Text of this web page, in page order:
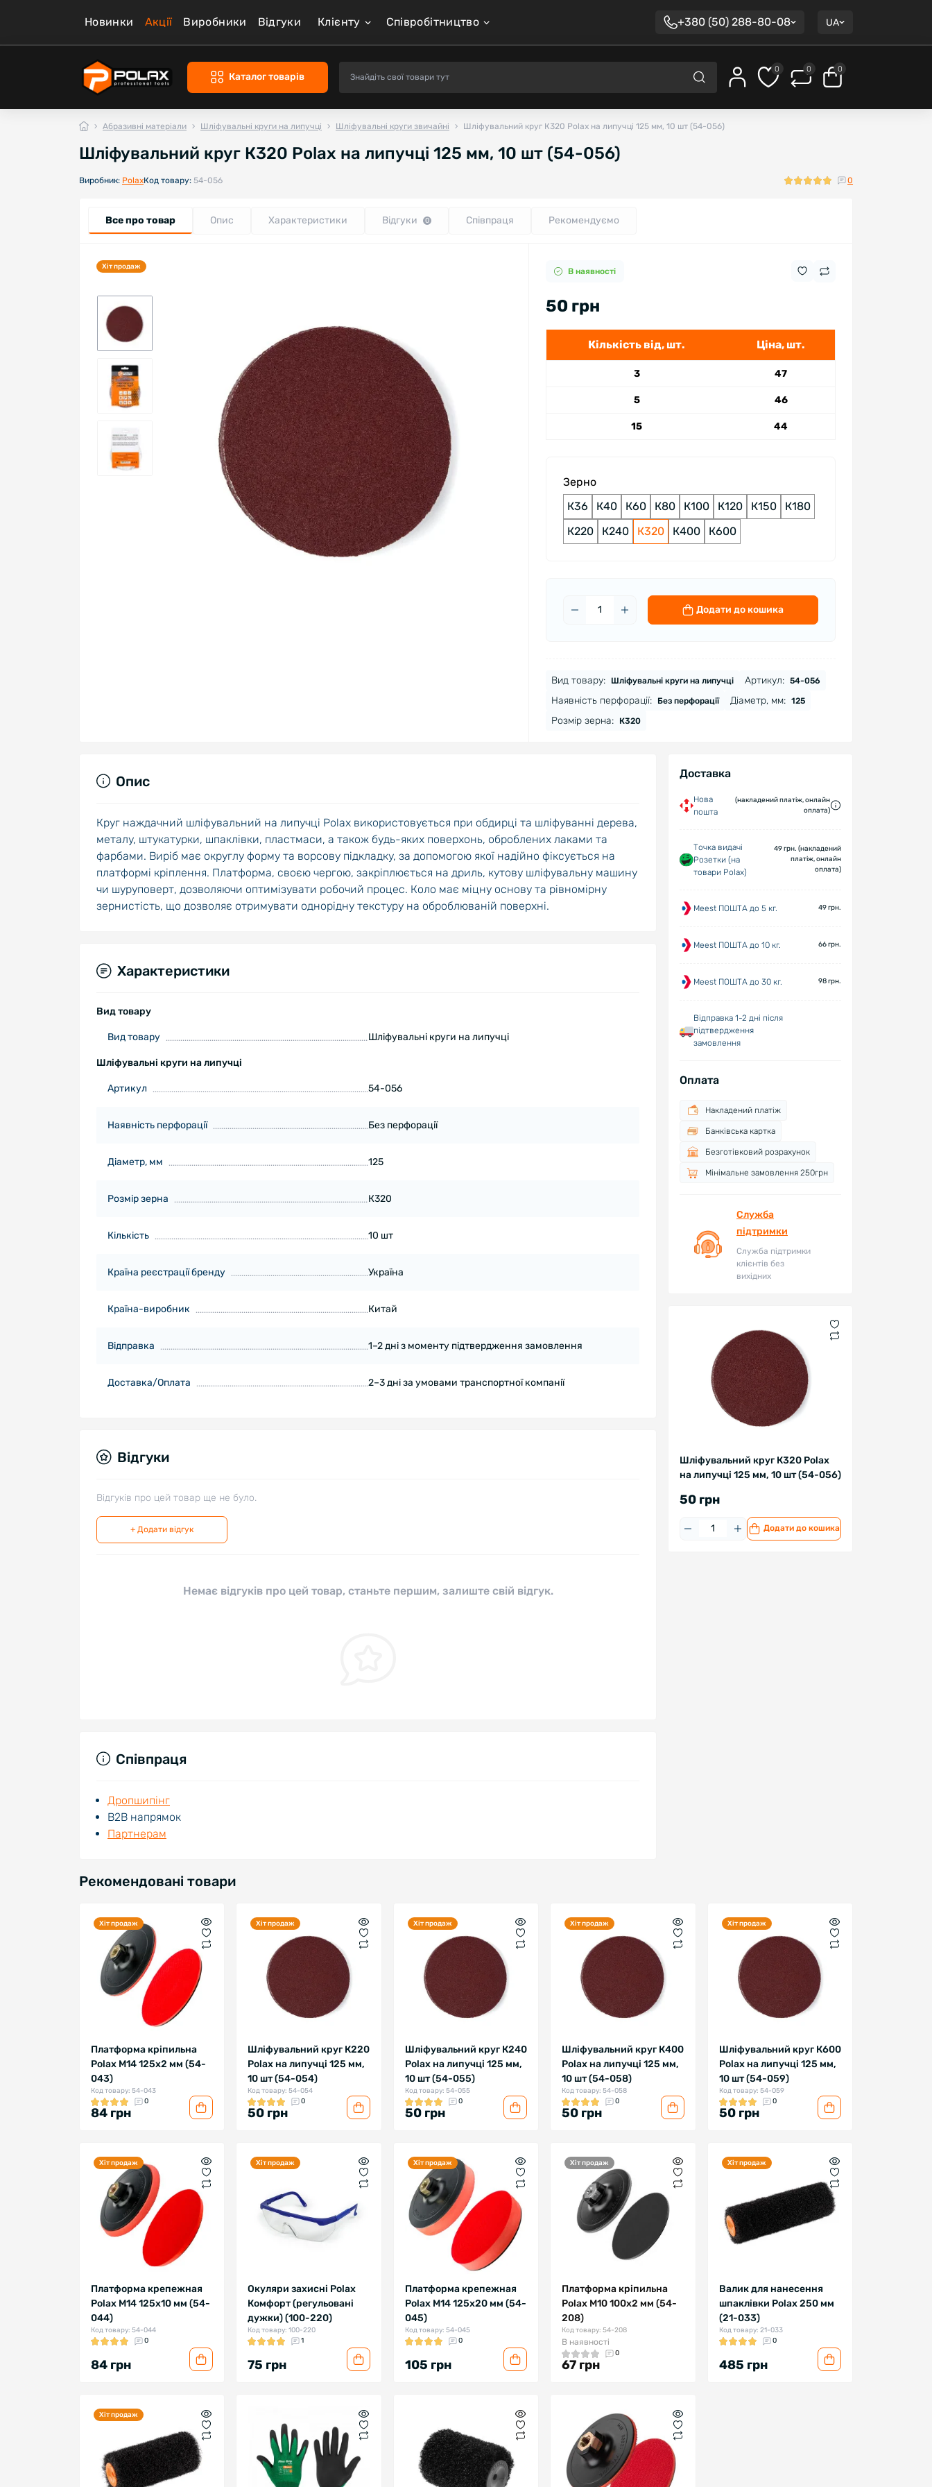
Новинки Акції Виробники Відгуки Клієнту Співробітництво +380 (50) 288-80-08 UA
Каталог товарів
0 0 0
Абразивні матеріали Шліфувальні круги на липучці Шліфувальні круги звичайні Шліфувальний круг К320 Polax на липучці 125 мм, 10 шт (54-056)
Шліфувальний круг К320 Polax на липучці 125 мм, 10 шт (54-056)
Виробник: PolaxКод товару: 54-056 0
Все про товар Опис Характеристики Відгуки 0 Співпраця Рекомендуємо
Хіт продаж В наявності
50 грн
Кількість від, шт. Ціна, шт.
3 47
5 46
15 44
Зерно
К36
К40 К60 К80 К100 К120 К150
К180
К220
К240 К320 К400 К600
Додати до кошика
Вид товару: Шліфувальні круги на липучці Артикул: 54-056
Наявність перфорації: Без перфорації Діаметр, мм: 125
Розмір зерна: К320
Доставка
Нова
пошта
(накладений платіж, онлайн
оплата)
Точка видачі
Розетки (на
товари Polax)
49 грн. (накладений
платіж, онлайн
оплата)
Meest ПОШТА до 5 кг. 49 грн.
Meest ПОШТА до 10 кг. 66 грн.
Meest ПОШТА до 30 кг. 98 грн.
Відправка 1-2 дні після
підтвердження
замовлення
Оплата
Накладений платіж
Банківська картка
Безготівковий розрахунок
Мінімальне замовлення 250грн
Служба
підтримки
Служба підтримки
клієнтів без
вихідних
Шліфувальний круг К320 Polax
на липучці 125 мм, 10 шт (54-056)
50 грн
Додати до кошика
Опис
Круг наждачний шліфувальний на липучці Polax використовується при обдирці та шліфуванні дерева,
металу, штукатурки, шпаклівки, пластмаси, а також будь-яких поверхонь, оброблених лаками та
фарбами. Виріб має округлу форму та ворсову підкладку, за допомогою якої надійно фіксується на
платформі кріплення. Платформа, своєю чергою, закріплюється на дриль, кутову шліфувальну машину
чи шуруповерт, дозволяючи оптимізувати робочий процес. Коло має міцну основу та рівномірну
зернистість, що дозволяє отримувати однорідну текстуру на оброблюваній поверхні.
Характеристики
Вид товару
Вид товару Шліфувальні круги на липучці
Шліфувальні круги на липучці
Артикул 54-056
Наявність перфорації Без перфорації
Діаметр, мм 125
Розмір зерна К320
Кількість 10 шт
Країна реєстрації бренду Україна
Країна-виробник Китай
Відправка 1–2 дні з моменту підтвердження замовлення
Доставка/Оплата 2–3 дні за умовами транспортної компанії
Відгуки
Відгуків про цей товар ще не було.
+ Додати відгук
Немає відгуків про цей товар, станьте першим, залиште свій відгук.
Співпраця
Дропшипінг
В2В напрямок
Партнерам
Рекомендовані товари
Хіт продаж
Платформа кріпильна
Polax М14 125х2 мм (54-
043)
Код товару: 54-043
0
84 грн
Хіт продаж
Шліфувальний круг К220
Polax на липучці 125 мм,
10 шт (54-054)
Код товару: 54-054
0
50 грн
Хіт продаж
Шліфувальний круг К240
Polax на липучці 125 мм,
10 шт (54-055)
Код товару: 54-055
0
50 грн
Хіт продаж
Шліфувальний круг К400
Polax на липучці 125 мм,
10 шт (54-058)
Код товару: 54-058
0
50 грн
Хіт продаж
Шліфувальний круг К600
Polax на липучці 125 мм,
10 шт (54-059)
Код товару: 54-059
0
50 грн
Хіт продаж
Платформа крепежная
Polax М14 125х10 мм (54-
044)
Код товару: 54-044
0
84 грн
Хіт продаж
Окуляри захисні Polax
Комфорт (регульовані
дужки) (100-220)
Код товару: 100-220
1
75 грн
Хіт продаж
Платформа крепежная
Polax М14 125х20 мм (54-
045)
Код товару: 54-045
0
105 грн
Хіт продаж
Платформа кріпильна
Polax М10 100х2 мм (54-
208)
Код товару: 54-208
В наявності
0
67 грн
Хіт продаж
Валик для нанесення
шпаклівки Polax 250 мм
(21-033)
Код товару: 21-033
0
485 грн
Хіт продаж